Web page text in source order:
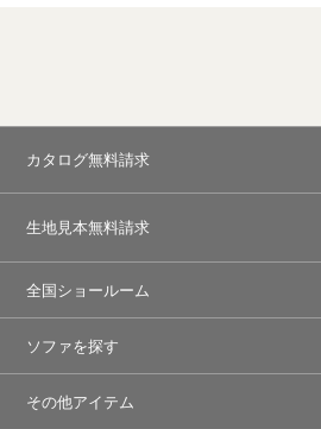
カタログ無料請求
生地見本無料請求
全国ショールーム
ソファを探す
その他アイテム